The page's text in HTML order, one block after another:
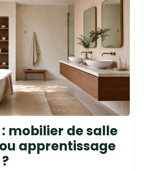
mobilier de salle
apprentissage